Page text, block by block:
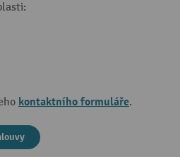
kontaktního formuláře.